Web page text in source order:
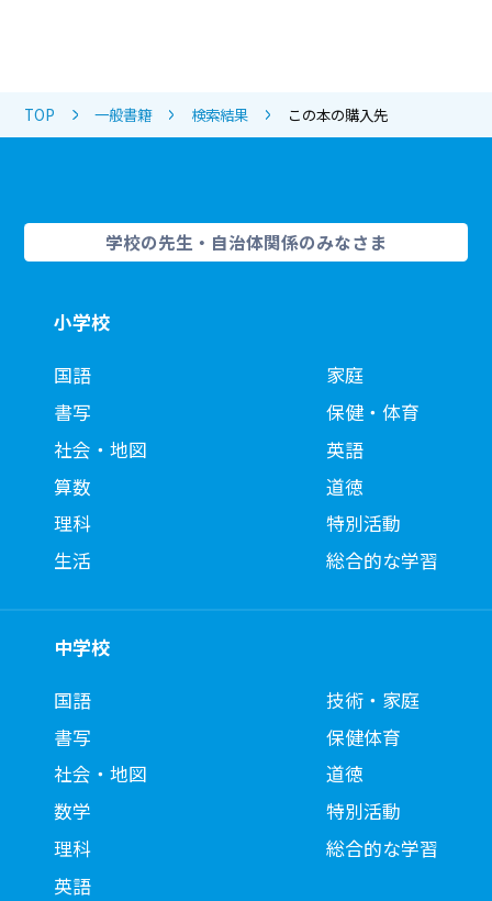
TOP 一般書籍 検索結果 この本の購入先
学校の先生・自治体関係のみなさま
小学校
国語
書写
社会・地図
算数
理科
生活
家庭
保健・体育
英語
道徳
特別活動
総合的な学習
中学校
国語
書写
社会・地図
数学
理科
英語
技術・家庭
保健体育
道徳
特別活動
総合的な学習